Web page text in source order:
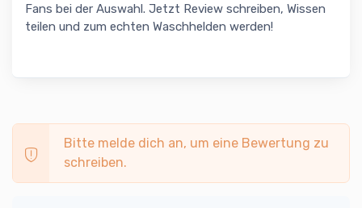
Fans bei der Auswahl. Jetzt Review schreiben, Wissen
teilen und zum echten Waschhelden werden!
Bitte melde dich an, um eine Bewertung zu
schreiben.